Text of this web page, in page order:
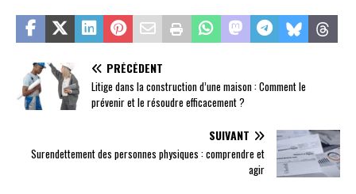
PRÉCÉDENT
Litige dans la construction d’une maison : Comment le
prévenir et le résoudre efficacement ?
SUIVANT
Surendettement des personnes physiques : comprendre et
agir